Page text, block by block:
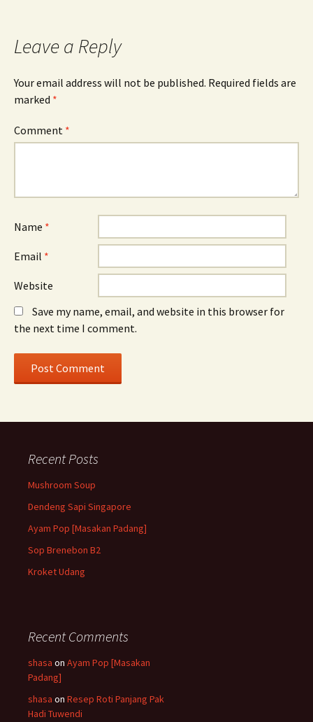
Leave a Reply
Your email address will not be published. Required fields are
marked *
Comment *
Name *
Email *
Website
Save my name, email, and website in this browser for
the next time I comment.
Recent Posts
Mushroom Soup
Dendeng Sapi Singapore
Ayam Pop [Masakan Padang]
Sop Brenebon B2
Kroket Udang
Recent Comments
shasa on Ayam Pop [Masakan
Padang]
shasa on Resep Roti Panjang Pak
Hadi Tuwendi